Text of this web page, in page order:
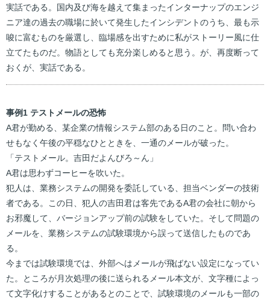
実話である。国内及び海を越えて集まったインターナップのエンジ
ニア達の過去の職場に於いて発生したインシデントのうち、最も示
唆に富むものを厳選し、臨場感を出すために私がストーリー風に仕
立てたものだ。物語としても充分楽しめると思う。が、再度断って
おくが、実話である。
事例1 テストメールの恐怖
A君が勤める、某企業の情報システム部のある日のこと。問い合わ
せもなく午後の平穏なひとときを、一通のメールが破った。
「テストメール。吉田だよんびろ～ん」
A君は思わずコーヒーを吹いた。
犯人は、業務システムの開発を委託している、担当ベンダーの技術
者である。この日、犯人の吉田君は客先であるA君の会社に朝から
お邪魔して、バージョンアップ前の試験をしていた。そして問題の
メールを、業務システムの試験環境から誤って送信したものであ
る。
今までは試験環境では、外部へはメールが飛ばない設定になってい
た。ところが月次処理の後に送られるメール本文が、文字種によっ
て文字化けすることがあるとのことで、試験環境のメールも一部の